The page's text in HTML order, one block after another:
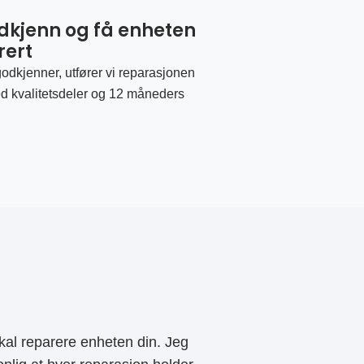
og få enheten
utfører vi reparasjonen
kvalitetsdeler og 12 måneders
reparere enheten din. Jeg